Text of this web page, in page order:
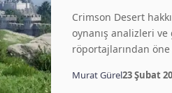
Crimson Desert
oynanış analizleri
röportajlarından öne
Murat Gürel23 Şubat